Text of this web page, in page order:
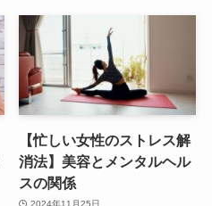
【忙しい女性のストレス解
消法】美容とメンタルヘル
スの関係
2024年11月25日